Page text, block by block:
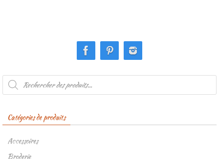
Recherche
produits
Catégories de produits
Accessoires
Broderie